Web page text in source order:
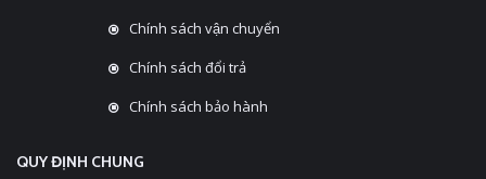
Chính sách vận chuyển
Chính sách đổi trả
Chính sách bảo hành
QUY ĐỊNH CHUNG